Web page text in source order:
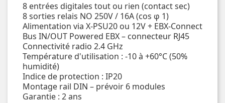
8 entrées digitales tout ou rien (contact sec)
8 sorties relais NO 250V / 16A (cos φ 1)
Alimentation via X-PSU20 ou 12V + EBX-Connect
Bus IN/OUT Powered EBX – connecteur RJ45
Connectivité radio 2.4 GHz
Température d'utilisation : -10 à +60°C (50%
humidité)
Indice de protection : IP20
Montage rail DIN – prévoir 6 modules
Garantie : 2 ans